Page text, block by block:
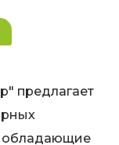
предлагает
обладающие